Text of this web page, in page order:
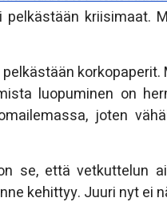
kriisimaat.
luopuminen on
joten
se, että vetkuttelun
kehittyy. Juuri nyt ei